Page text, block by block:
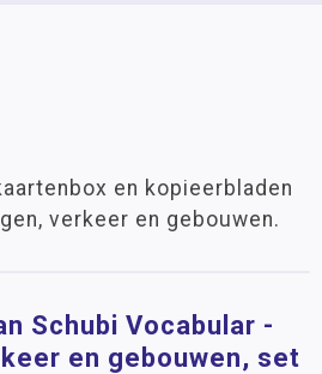
en kopieerbladen
verkeer en gebouwen.
Schubi Vocabular -
en gebouwen, set